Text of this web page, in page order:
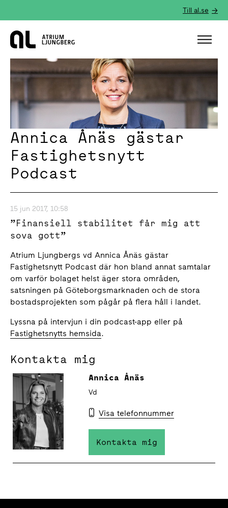
Till al.se
Hem
Annica Ånäs gästar
Fastighetsnytt
Podcast
15 jun 2017, 10:58
”Finansiell stabilitet får mig att
sova gott”
Atrium Ljungbergs vd Annica Ånäs gästar
Fastighetsnytt Podcast där hon bland annat samtalar
om varför bolaget helst äger stora områden,
satsningen på Göteborgsmarknaden och de stora
bostadsprojekten som pågår på flera håll i landet.
Lyssna på intervjun i din podcast-app eller på
Fastighetsnytts hemsida.
Kontakta mig
Annica Ånäs
Vd
Visa telefonnummer
Kontakta mig